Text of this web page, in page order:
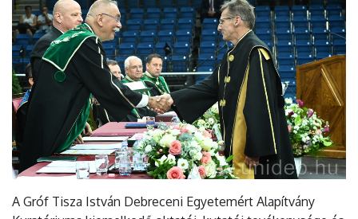
A Gróf Tisza István Debreceni Egyetemért Alapítvány